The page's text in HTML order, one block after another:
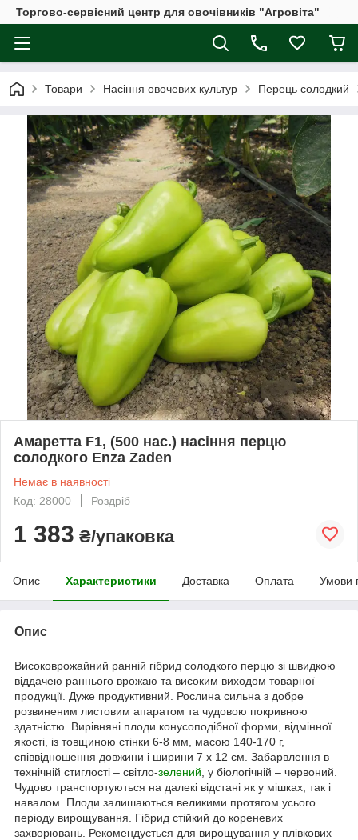
Торгово-сервісний центр для овочівників "Агровіта"
Товари Насіння овочевих культур Перець солодкий
Амаретта F1, (500 нас.) насіння перцю
солодкого Enza Zaden
Немає в наявності
Код: 28000
Роздріб
1 383 ₴/упаковка
Опис Характеристики Доставка Оплата Умови
Опис
Високоврожайний ранній гібрид солодкого перцю зі швидкою
віддачею раннього врожаю та високим виходом товарної
продукції. Дуже продуктивний. Рослина сильна з добре
розвиненим листовим апаратом та чудовою покривною
здатністю. Вирівняні плоди конусоподібної форми, відмінної
якості, із товщиною стінки 6-8 мм, масою 140-170 г,
співвідношення довжини і ширини 7 х 12 см. Забарвлення в
технічній стиглості – світло-зелений , у біологічній – червоний.
Чудово транспортуються на далекі відстані як у мішках, так і
навалом. Плоди залишаються великими протягом усього
періоду вирощування. Гібрид стійкий до кореневих
захворювань. Рекомендується для вирощування у плівкових